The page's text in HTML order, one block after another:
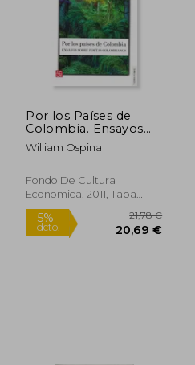
5%
dcto. 24,16 €
Por los Países de
Colombia. Ensayos
Sobre Poetas
Colombianos
William Ospina
Fondo De Cultura
Economica, 2011, Tapa
Blanda, Nuevo